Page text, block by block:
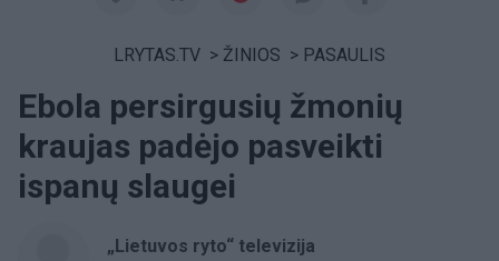
LRYTAS.TV > ŽINIOS > PASAULIS
Ebola persirgusių žmonių
kraujas padėjo pasveikti
ispanų slaugei
„Lietuvos ryto“ televizija